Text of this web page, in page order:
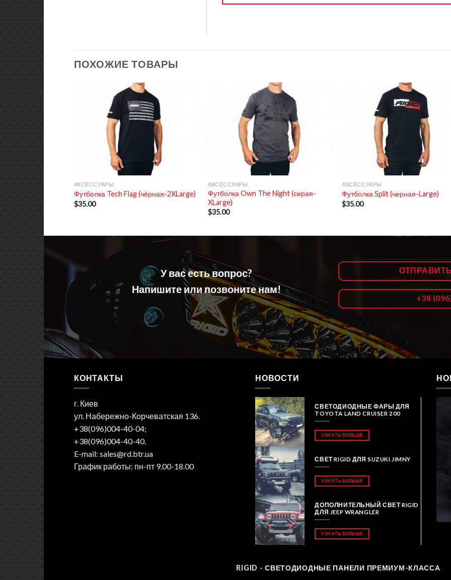
ПОХОЖИЕ ТОВАРЫ
АКСЕССУАРЫ
Футболка Tech Flag (чёрная-2XLarge)
$35.00
АКСЕССУАРЫ
Футболка Own The Night (серая-
XLarge)
$35.00
АКСЕССУАРЫ
Футболка Split (черная-Large)
$35.00
У вас есть вопрос?
Напишите или позвоните нам!
+38
КОНТАКТЫ
г. Киев
ул. Набережно-Корчеватская 136.
+38(096)004-40-04;
+38(096)004-40-40.
E-mail: sales@rd.btr.ua
График работы: пн-пт 9.00-18.00
НОВОСТИ
СВЕТОДИОДНЫЕ ФАРЫ ДЛЯ
TOYOTA LAND CRUISER 200
УЗНАТЬ БОЛЬШЕ
СВЕТ RIGID ДЛЯ SUZUKI JIMNY
УЗНАТЬ БОЛЬШЕ
ДОПОЛНИТЕЛЬНЫЙ СВЕТ RIGID
ДЛЯ JEEP WRANGLER
УЗНАТЬ БОЛЬШЕ
RIGID - СВЕТОДИОДНЫЕ ПАНЕЛИ ПРЕМИУМ-КЛАССА